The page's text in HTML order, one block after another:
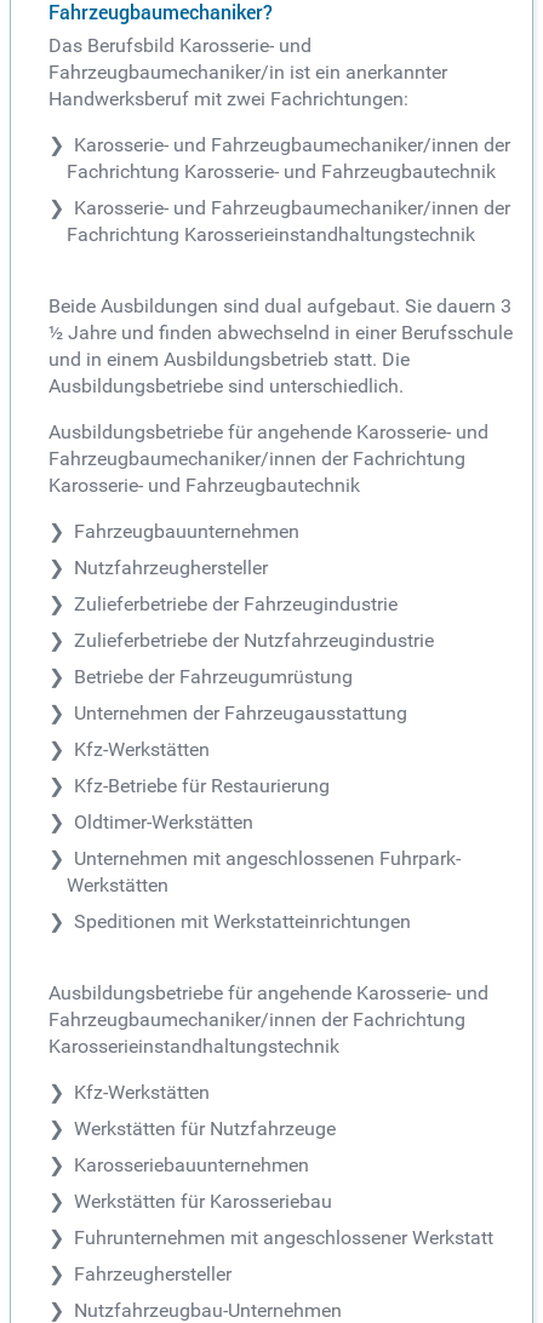
Fahrzeugbaumechaniker?
Das Berufsbild Karosserie- und
Fahrzeugbaumechaniker/in ist ein anerkannter
Handwerksberuf mit zwei Fachrichtungen:
Karosserie- und Fahrzeugbaumechaniker/innen der
Fachrichtung Karosserie- und Fahrzeugbautechnik
Karosserie- und Fahrzeugbaumechaniker/innen der
Fachrichtung Karosserieinstandhaltungstechnik
Beide Ausbildungen sind dual aufgebaut. Sie dauern 3
½ Jahre und finden abwechselnd in einer Berufsschule
und in einem Ausbildungsbetrieb statt. Die
Ausbildungsbetriebe sind unterschiedlich.
Ausbildungsbetriebe für angehende Karosserie- und
Fahrzeugbaumechaniker/innen der Fachrichtung
Karosserie- und Fahrzeugbautechnik
Fahrzeugbauunternehmen
Nutzfahrzeughersteller
Zulieferbetriebe der Fahrzeugindustrie
Zulieferbetriebe der Nutzfahrzeugindustrie
Betriebe der Fahrzeugumrüstung
Unternehmen der Fahrzeugausstattung
Kfz-Werkstätten
Kfz-Betriebe für Restaurierung
Oldtimer-Werkstätten
Unternehmen mit angeschlossenen Fuhrpark-
Werkstätten
Speditionen mit Werkstatteinrichtungen
Ausbildungsbetriebe für angehende Karosserie- und
Fahrzeugbaumechaniker/innen der Fachrichtung
Karosserieinstandhaltungstechnik
Kfz-Werkstätten
Werkstätten für Nutzfahrzeuge
Karosseriebauunternehmen
Werkstätten für Karosseriebau
Fuhrunternehmen mit angeschlossener Werkstatt
Fahrzeughersteller
Nutzfahrzeugbau-Unternehmen